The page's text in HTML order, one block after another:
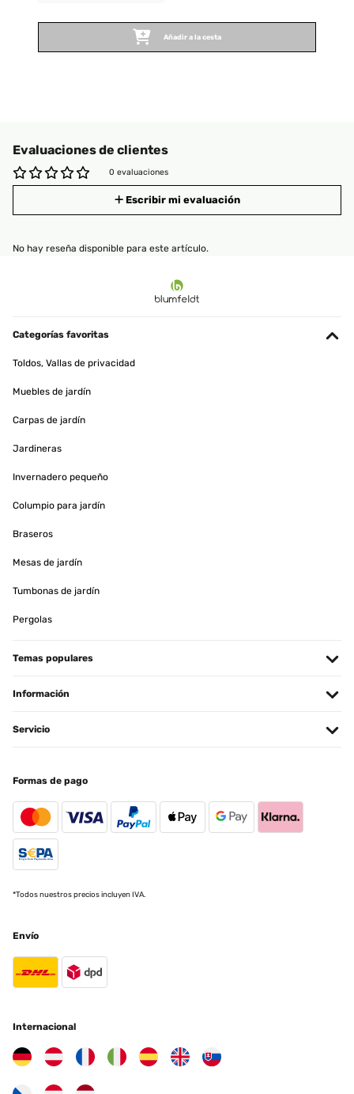
Añadir a la cesta
Evaluaciones de clientes
0 evaluaciones
Escribir mi evaluación
No hay reseña disponible para este artículo.
Categorías favoritas
Toldos, Vallas de privacidad
Muebles de jardín
Carpas de jardín
Jardineras
Invernadero pequeño
Columpio para jardín
Braseros
Mesas de jardín
Tumbonas de jardín
Pergolas
Temas populares
Información
Servicio
Formas de pago
*Todos nuestros precios incluyen IVA.
Envío
Internacional